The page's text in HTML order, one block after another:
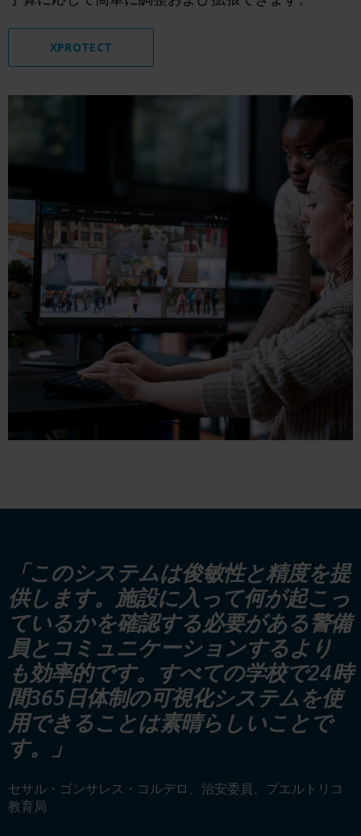
XPROTECT
「このシステムは俊敏性と精度を提
供します。施設に入って何が起こっ
ているかを確認する必要がある警備
員とコミュニケーションするより
も効率的です。すべての学校で24時
間365日体制の可視化システムを使
用できることは素晴らしいことで
す。」
セサル・ゴンサレス・コルデロ、治安委員、プエルトリコ
教育局